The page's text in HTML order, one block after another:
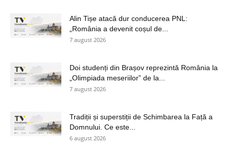
Alin Tișe atacă dur conducerea PNL:
„România a devenit coșul de...
7 august 2026
Doi studenți din Brașov reprezintă România la
„Olimpiada meseriilor” de la...
7 august 2026
Tradiții și superstiții de Schimbarea la Față a
Domnului. Ce este...
6 august 2026